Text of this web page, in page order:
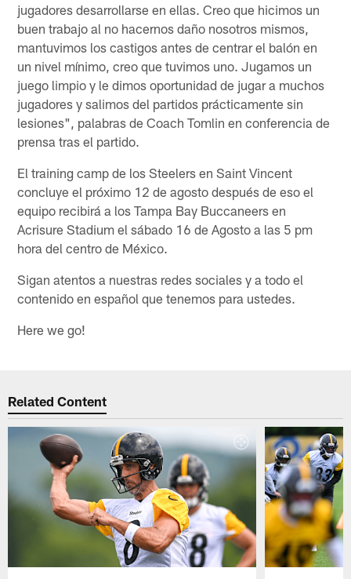
jugadores desarrollarse en ellas. Creo que hicimos un
buen trabajo al no hacernos daño nosotros mismos,
mantuvimos los castigos antes de centrar el balón en
un nivel mínimo, creo que tuvimos uno. Jugamos un
juego limpio y le dimos oportunidad de jugar a muchos
jugadores y salimos del partidos prácticamente sin
lesiones", palabras de Coach Tomlin en conferencia de
prensa tras el partido.
El training camp de los Steelers en Saint Vincent
concluye el próximo 12 de agosto después de eso el
equipo recibirá a los Tampa Bay Buccaneers en
Acrisure Stadium el sábado 16 de Agosto a las 5 pm
hora del centro de México.
Sigan atentos a nuestras redes sociales y a todo el
contenido en español que tenemos para ustedes.
Here we go!
Related Content